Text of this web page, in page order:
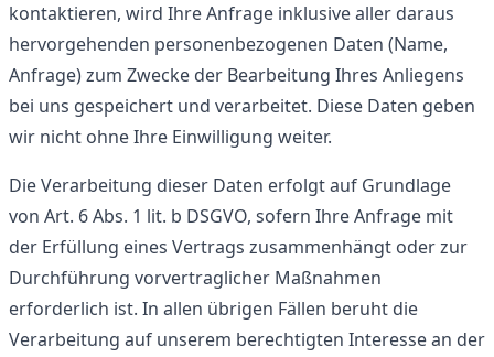
kontaktieren, wird Ihre Anfrage inklusive aller daraus
hervorgehenden personenbezogenen Daten (Name,
Anfrage) zum Zwecke der Bearbeitung Ihres Anliegens
bei uns gespeichert und verarbeitet. Diese Daten geben
wir nicht ohne Ihre Einwilligung weiter.
Die Verarbeitung dieser Daten erfolgt auf Grundlage
von Art. 6 Abs. 1 lit. b DSGVO, sofern Ihre Anfrage mit
der Erfüllung eines Vertrags zusammenhängt oder zur
Durchführung vorvertraglicher Maßnahmen
erforderlich ist. In allen übrigen Fällen beruht die
Verarbeitung auf unserem berechtigten Interesse an der